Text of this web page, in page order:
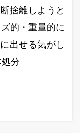
捨離しようと
的・重量的に
出せる気がし
分